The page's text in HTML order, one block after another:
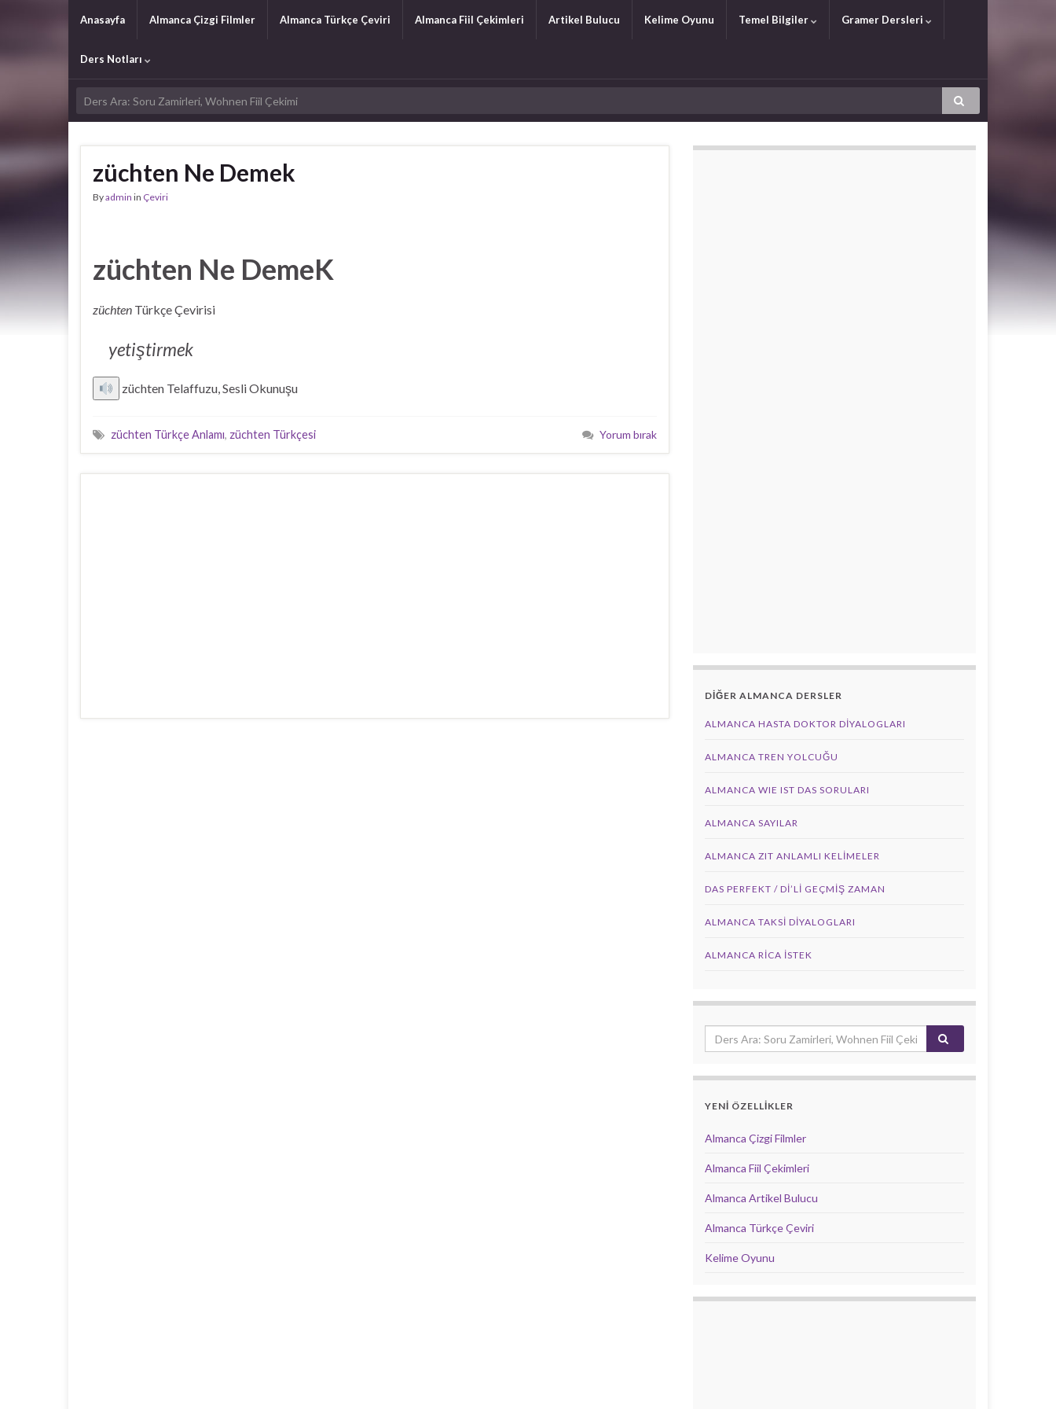
Anasayfa Almanca Çizgi Filmler Almanca Türkçe Çeviri Almanca Fiil Çekimleri Artikel Bulucu Kelime Oyunu Temel Bilgiler Gramer Dersleri
Ders Notları
züchten Ne Demek
Byadmin in Çeviri
züchten Ne DemeK
züchten Türkçe Çevirisi
yetiştirmek
züchten Telaffuzu, Sesli Okunuşu
züchten Türkçe Anlamı, züchten Türkçesi Yorum bırak
DİĞER ALMANCA DERSLER
ALMANCA HASTA DOKTOR DIYALOGLARI
ALMANCA TREN YOLCUĞU
ALMANCA WIE IST DAS SORULARI
ALMANCA SAYILAR
ALMANCA ZIT ANLAMLI KELIMELER
DAS PERFEKT / Dİ’Lİ GEÇMİŞ ZAMAN
ALMANCA TAKSI DIYALOGLARI
ALMANCA RICA İSTEK
YENİ ÖZELLİKLER
Almanca Çizgi Filmler
Almanca Fiil Çekimleri
Almanca Artikel Bulucu
Almanca Türkçe Çeviri
Kelime Oyunu